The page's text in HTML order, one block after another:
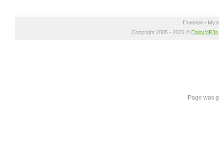
Главная •
Copyright 2005 - 2026 ©
Page was